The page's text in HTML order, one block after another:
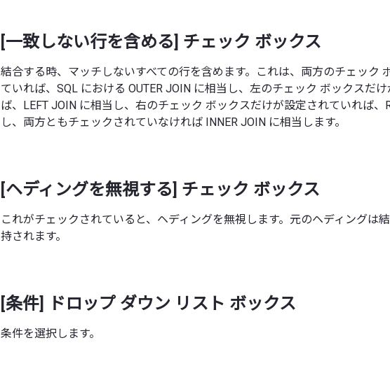
[一致しない行を含める] チェック ボックス
結合する時、マッチしないすべての行を含めます。これは、両方のチェック
ていれば、SQL における OUTER JOIN に相当し、左のチェック ボックスだ
ば、LEFT JOIN に相当し、右のチェック ボックスだけが設定されていれば、
し、両方ともチェックされていなければ INNER JOIN に相当します。
[ヘディングを無視する] チェック ボックス
これがチェックされていると、ヘディングを無視します。元のヘディングは
持されます。
[条件] ドロップ ダウン リスト ボックス
条件を選択します。